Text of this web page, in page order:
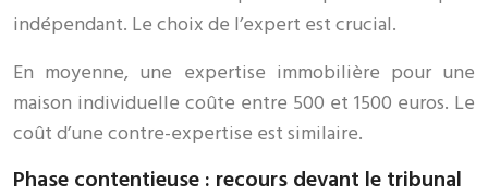
indépendant. Le choix de l’expert est crucial.
En moyenne, une expertise immobilière pour une
maison individuelle coûte entre 500 et 1500 euros. Le
coût d’une contre-expertise est similaire.
Phase contentieuse : recours devant le tribunal